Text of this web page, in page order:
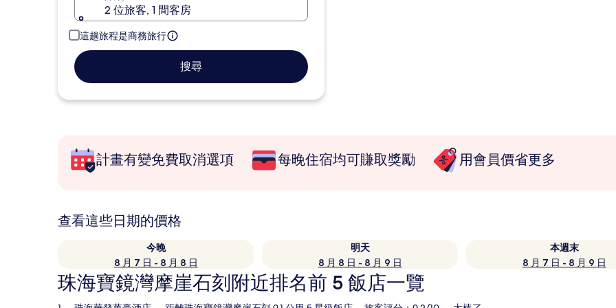
2 位旅客, 1 間客房
這趟旅程是商務旅行
搜尋
計畫有變免費取消選項 每晚住宿均可賺取獎勵 用會員價省更多
查看這些日期的價格
今晚
8 月 7 日 - 8 月 8 日
明天
8 月 8 日 - 8 月 9 日
本週末
8 月 7 日 - 8 月 9 日
珠海寶鏡灣摩崖石刻附近排名前 5 飯店一覽